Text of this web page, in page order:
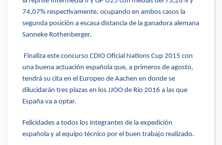
74,07% respectivamente, ocupando en ambos casos la
segunda posición a escasa distancia de la ganadora alemana
Sanneke Rothenberger.
Finaliza este concurso CDIO Oficial Nations Cup 2015 con
una buena actuación española que, a primeros de agosto,
tendrá su cita en el Europeo de Aachen en donde se
dilucidarán tres plazas en los JJOO de Río 2016 a las que
España va a optar.
Felicidades a todos los integrantes de la expedición
española y al equipo técnico por el buen trabajo realizado.